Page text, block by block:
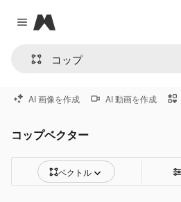
Close menu
Magnific
AI 画像を作成 AI 動画を作成
コップベクター
ベクトル